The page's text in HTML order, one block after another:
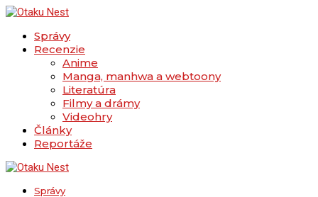
Správy
Recenzie
Anime
Manga, manhwa a webtoony
Literatúra
Filmy a drámy
Videohry
Články
Reportáže
Správy